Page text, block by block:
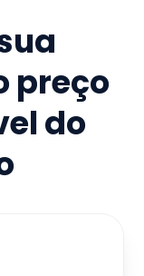
preço
do